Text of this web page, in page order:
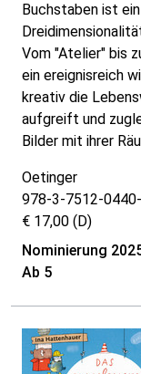
Buchstaben ist
Vom "Atelier" bis
ein ereignisreich
kreativ die
aufgreift und
Bilder mit ihrer
Oetinger
978-3-7512-
€ 17,00 (D)
Nominierung
Ab 5